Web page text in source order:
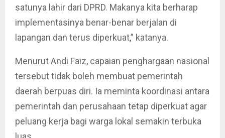
satunya lahir dari DPRD. Makanya kita berharap
implementasinya benar-benar berjalan di
lapangan dan terus diperkuat,” katanya.
Menurut Andi Faiz, capaian penghargaan nasional
tersebut tidak boleh membuat pemerintah
daerah berpuas diri. Ia meminta koordinasi antara
pemerintah dan perusahaan tetap diperkuat agar
peluang kerja bagi warga lokal semakin terbuka